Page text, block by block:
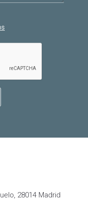
28014 Madrid